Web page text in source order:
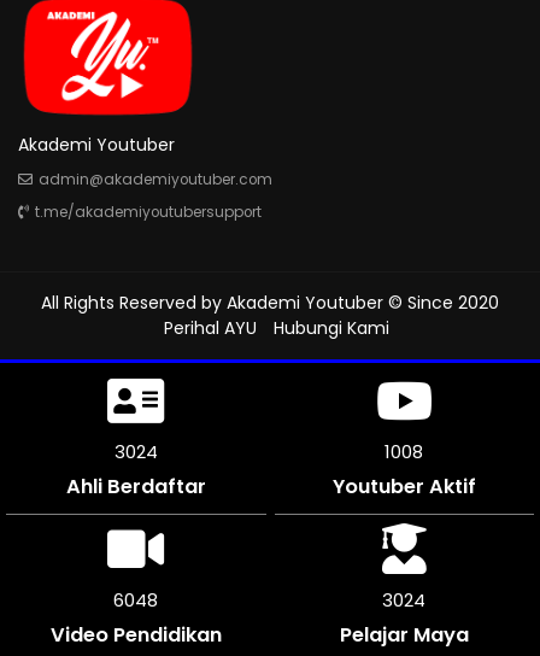
Akademi Youtuber
admin@akademiyoutuber.com
t.me/akademiyoutubersupport
All Rights Reserved by Akademi Youtuber © Since 2020
Perihal AYU
Hubungi Kami
3528
Ahli Berdaftar
1176
Youtuber Aktif
7056
Video Pendidikan
3528
Pelajar Maya